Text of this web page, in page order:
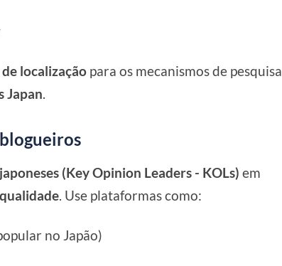
de localização para os mecanismos de pesquisa
Japan.
(Key Opinion Leaders - KOLs) em
. Use plataformas como:
no Japão)